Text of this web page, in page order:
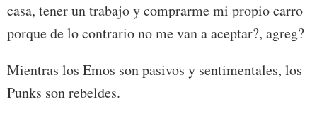
casa, tener un trabajo y comprarme mi propio carro
porque de lo contrario no me van a aceptar?, agreg?
Mientras los Emos son pasivos y sentimentales, los
Punks son rebeldes.